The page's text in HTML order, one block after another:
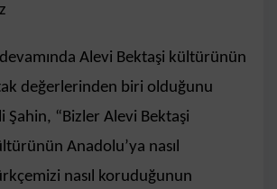
devamında Alevi Bektaşi kültürünün
değerlerinden biri olduğunu
Şahin, “Bizler Alevi Bektaşi
Anadolu’ya nasıl
nasıl koruduğunun